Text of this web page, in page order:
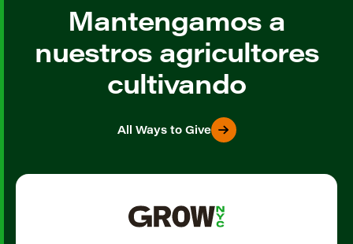
Mantengamos a
nuestros agricultores
cultivando
All Ways to Give